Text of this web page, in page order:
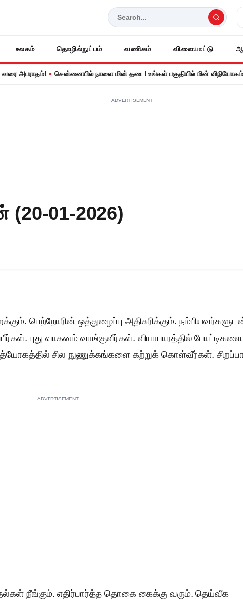
உலகம் தொழில்நுட்பம் வணிகம் விளையாட்டு
• சென்னையில் நாளை மின் தடை! உங்கள் பகுதியில் மின் விநியோகம்
ADVERTISEMENT
01-2026)
பெற்றோரின் ஒத்துழைப்பு அதிகரிக்கும்.
புது வாகனம் வாங்குவீர்கள். வியாபாரத்தில் போட்டிகளை
சில நுணுக்கங்களை கற்றுக் கொள்வீர்கள்.
ADVERTISEMENT
நீங்கும். எதிர்பார்த்த தொகை கைக்கு வரும். தெய்வீக